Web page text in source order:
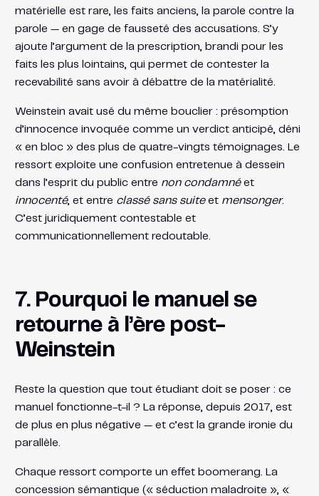
matérielle est rare, les faits anciens, la parole contre la
parole — en gage de fausseté des accusations. S’y
ajoute l’argument de la prescription, brandi pour les
faits les plus lointains, qui permet de contester la
recevabilité sans avoir à débattre de la matérialité.
Weinstein avait usé du même bouclier : présomption
d’innocence invoquée comme un verdict anticipé, déni
« en bloc » des plus de quatre-vingts témoignages. Le
ressort exploite une confusion entretenue à dessein
dans l’esprit du public entre non condamnéet
innocenté, et entre classé sans suiteet mensonger.
C’est juridiquement contestable et
communicationnellement redoutable.
7. Pourquoi le manuel se
retourne à l’ère post-
Weinstein
Reste la question que tout étudiant doit se poser : ce
manuel fonctionne-t-il ? La réponse, depuis 2017, est
de plus en plus négative — et c’est la grande ironie du
parallèle.
Chaque ressort comporte un effet boomerang. La
concession sémantique (« séduction maladroite », «